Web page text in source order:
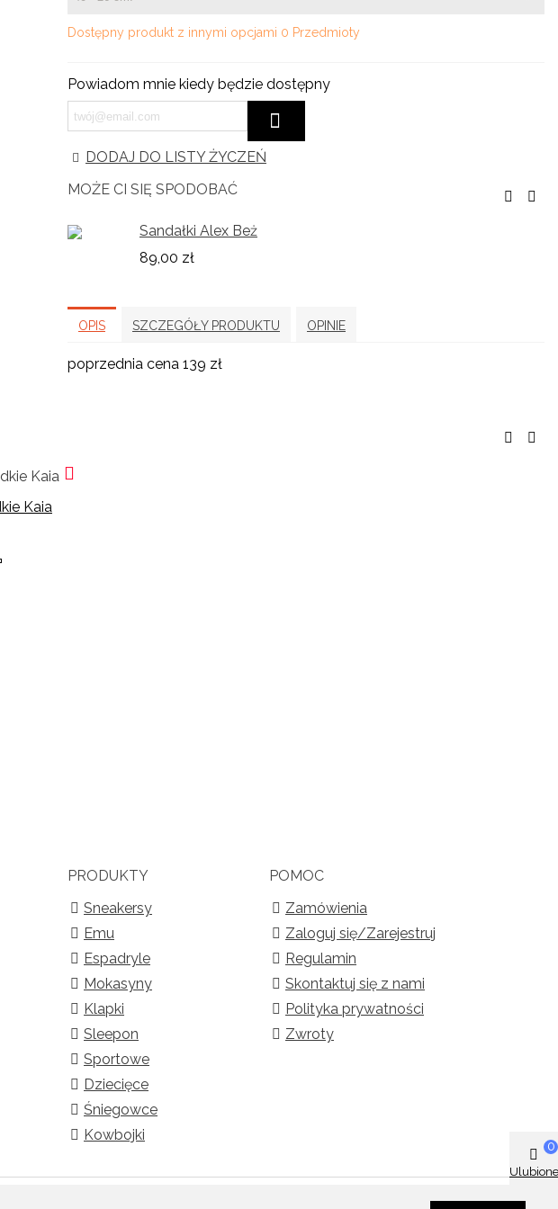
Dostępny produkt z innymi opcjami 0 Przedmioty
Powiadom mnie kiedy będzie dostępny
DODAJ DO LISTY ŻYCZEŃ
MOŻE CI SIĘ SPODOBAĆ
Sandałki Alex Beż
89,00 zł
OPIS SZCZEGÓŁY PRODUKTU OPINIE
poprzednia cena 139 zł
Kaia
PRODUKTY
Sneakersy
Emu
Espadryle
Mokasyny
Klapki
Sleepon
Sportowe
Dziecięce
Śniegowce
Kowbojki
POMOC
Zamówienia
Zaloguj się/Zarejestruj
Regulamin
Skontaktuj się z nami
Polityka prywatności
Zwroty
Ulubione
0